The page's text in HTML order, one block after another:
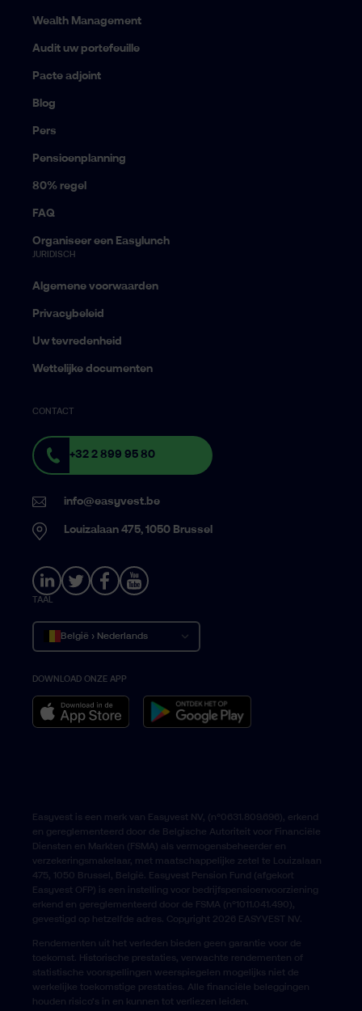
Wealth Management
Audit uw portefeuille
Pacte adjoint
Blog
Pers
Pensioenplanning
80% regel
FAQ
Organiseer een Easylunch
JURIDISCH
Algemene voorwaarden
Privacybeleid
Uw tevredenheid
Wettelijke documenten
CONTACT
+32 2 899 95 80
info@easyvest.be
Louizalaan 475, 1050 Brussel
TAAL
België › Nederlands
Belgique › Français
Belgium › English
DOWNLOAD ONZE APP
Easyvest is een merk van Easyvest NV, (n°0631.809.696), erkend
en gereglementeerd door de Belgische Autoriteit voor Financiële
Diensten en Markten (FSMA) als vermogensbeheerder en
verzekeringsmakelaar, met maatschappelijke zetel te Louizalaan
475, 1050 Brussel, België. Easyvest Pension Fund (afgekort
Easyvest OFP) is een instelling voor bedrijfspensioenvoorziening
erkend en gereglementeerd door de FSMA (n°1011.041.490),
gevestigd op hetzelfde adres. Copyright 2026 EASYVEST NV.
Rendementen uit het verleden bieden geen garantie voor de
toekomst. Historische prestaties, verwachte rendementen of
statistische voorspellingen weerspiegelen mogelijks niet de
werkelijke toekomstige prestaties. Alle financiële beleggingen
houden risico’s in en kunnen tot verliezen leiden.